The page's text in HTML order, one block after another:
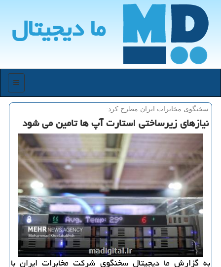
ما دیجیتال
منو
سخنگوی مخابرات ایران مطرح كرد:
نیازهای زیرساختی استارت آپ ها تامین می شود
به گزارش ما دیجیتال سخنگوی شرکت مخابرات ایران با